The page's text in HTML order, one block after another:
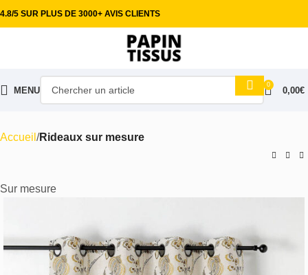
4.8/5 SUR PLUS DE 3000+ AVIS CLIENTS
MENU
0
0,00€
Accueil Rideaux sur mesure
Sur mesure